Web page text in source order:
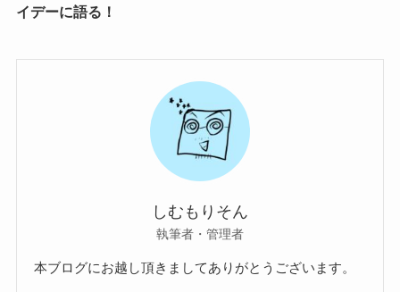
イデーに語る！
しむもりそん
執筆者・管理者
本ブログにお越し頂きましてありがとうございます。